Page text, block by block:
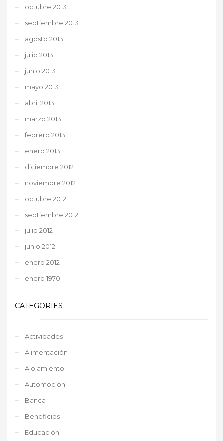
octubre 2013
septiembre 2013
agosto 2013
julio 2013
junio 2013
mayo 2013
abril 2013
marzo 2013
febrero 2013
enero 2013
diciembre 2012
noviembre 2012
octubre 2012
septiembre 2012
julio 2012
junio 2012
enero 2012
enero 1970
CATEGORIES
Actividades
Alimentación
Alojamiento
Automoción
Banca
Beneficios
Educación